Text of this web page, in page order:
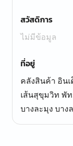
สวัสดิการ
ไม่มีข้อมูล
ที่อยู่
คลังสินค้า อิน
เส้นสุขุมวิท พัท
บางละมุง บาง